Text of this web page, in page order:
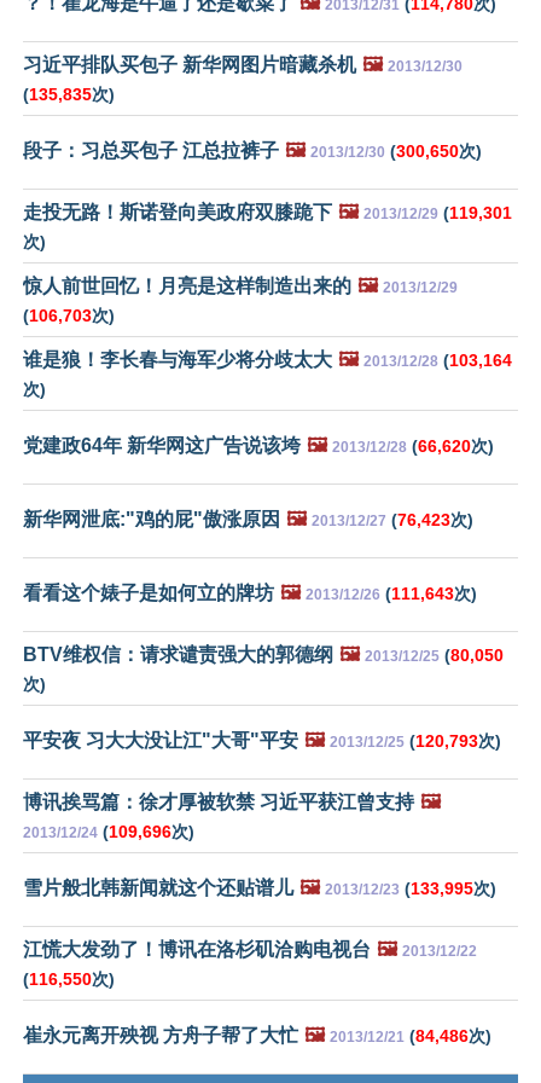
2013/12/31
习近平排队买包子 新华网图片暗藏杀机 🖼️ 2013/12/30
(135,835次)
段子：习总买包子 江总拉裤子 🖼️ 2013/12/30 (300,650次)
走投无路！斯诺登向美政府双膝跪下 🖼️ 2013/12/29 (119,301
次)
惊人前世回忆！月亮是这样制造出来的 🖼️ 2013/12/29
(106,703次)
谁是狼！李长春与海军少将分歧太大 🖼️ 2013/12/28 (103,164
次)
党建政64年 新华网这广告说该垮 🖼️ 2013/12/28 (66,620次)
新华网泄底:"鸡的屁"傲涨原因 🖼️ 2013/12/27 (76,423次)
看看这个婊子是如何立的牌坊 🖼️ 2013/12/26 (111,643次)
BTV维权信：请求谴责强大的郭德纲 🖼️ 2013/12/25 (80,050
次)
平安夜 习大大没让江"大哥"平安 🖼️ 2013/12/25 (120,793次)
博讯挨骂篇：徐才厚被软禁 习近平获江曾支持 🖼️
2013/12/24 (109,696次)
雪片般北韩新闻就这个还贴谱儿 🖼️ 2013/12/23 (133,995次)
江慌大发劲了！博讯在洛杉矶洽购电视台 🖼️ 2013/12/22
(116,550次)
崔永元离开殃视 方舟子帮了大忙 🖼️ 2013/12/21 (84,486次)